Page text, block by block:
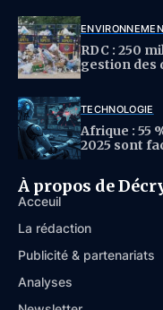
RDC : 250
gestion des
TECHNOLOGIE
Afrique : 55
2025 sont
À propos de
Acceuil
La rédaction
Publicité & partenariats
Analyses